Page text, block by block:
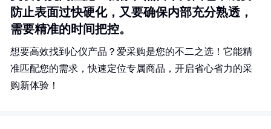
防止表面过快硬化，又要确保内部充分熟透，
需要精准的时间把控。
想要高效找到心仪产品？爱采购是您的不二之选！它能精
准匹配您的需求，快速定位专属商品，开启省心省力的采
购新体验！